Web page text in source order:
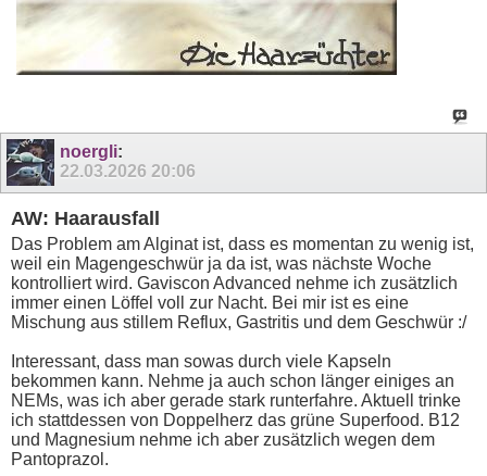
noergli:
22.03.2026 20:06
AW: Haarausfall
Das Problem am Alginat ist, dass es momentan zu wenig ist,
weil ein Magengeschwür ja da ist, was nächste Woche
kontrolliert wird. Gaviscon Advanced nehme ich zusätzlich
immer einen Löffel voll zur Nacht. Bei mir ist es eine
Mischung aus stillem Reflux, Gastritis und dem Geschwür :/
Interessant, dass man sowas durch viele Kapseln
bekommen kann. Nehme ja auch schon länger einiges an
NEMs, was ich aber gerade stark runterfahre. Aktuell trinke
ich stattdessen von Doppelherz das grüne Superfood. B12
und Magnesium nehme ich aber zusätzlich wegen dem
Pantoprazol.